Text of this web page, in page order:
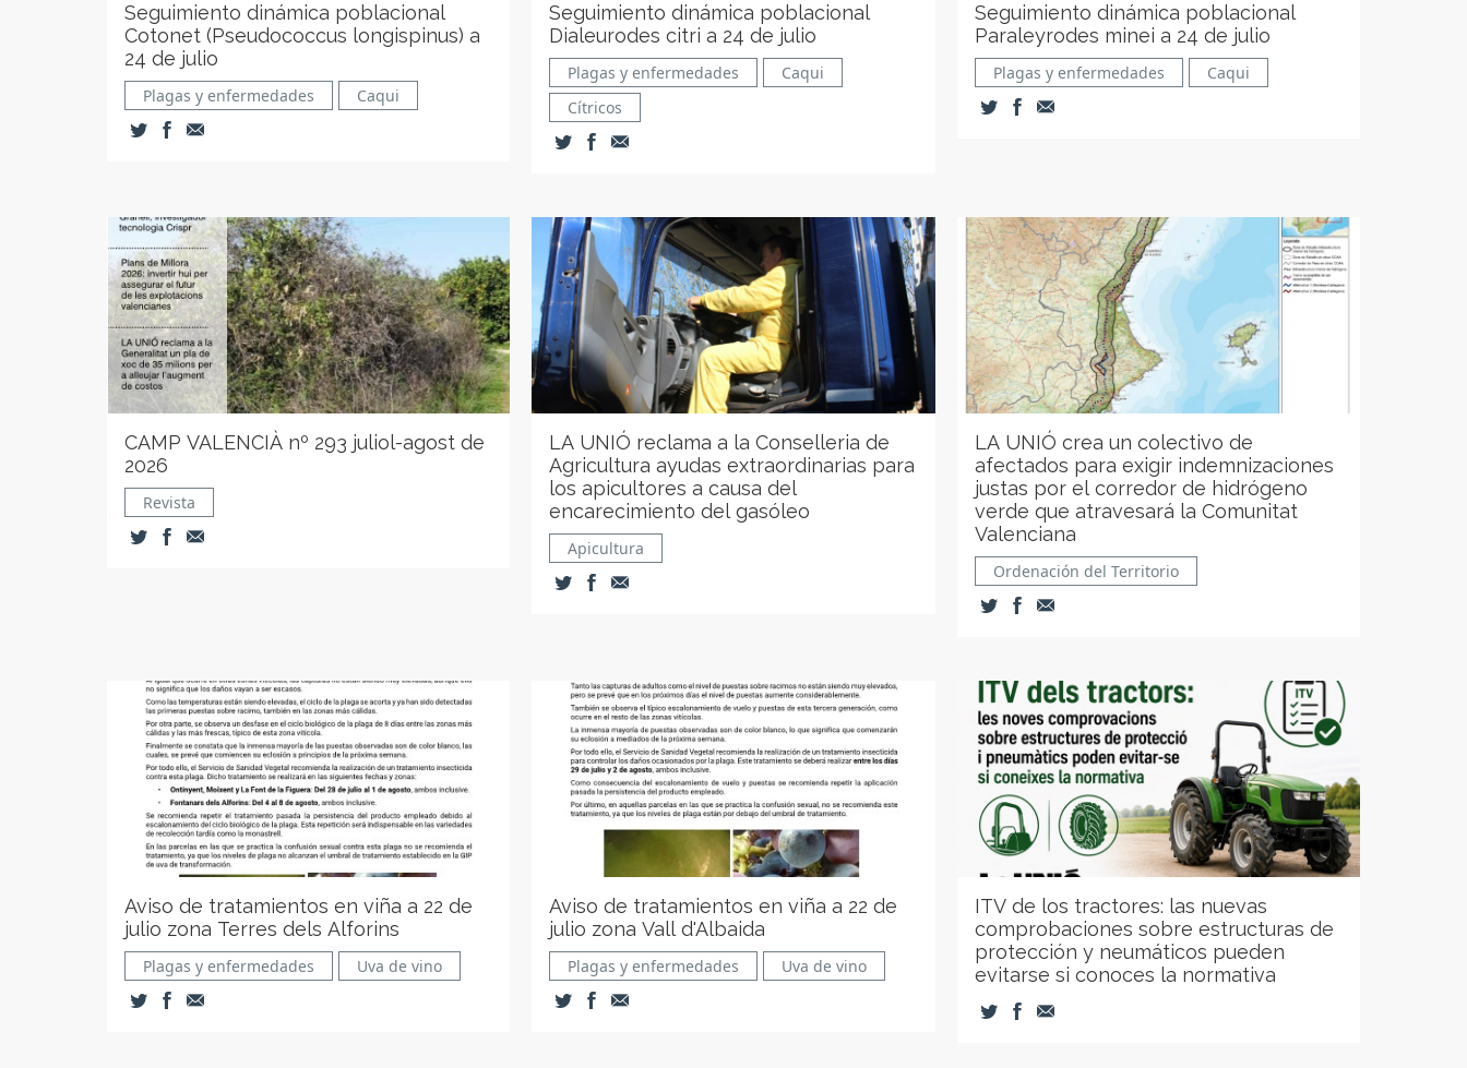
Seguimiento dinámica poblacional
Cotonet (Pseudococcus longispinus) a
24 de julio
Plagas y enfermedades Caqui
Seguimiento dinámica poblacional
Dialeurodes citri a 24 de julio
Plagas y enfermedades
Caqui
Cítricos
Seguimiento dinámica poblacional
Paraleyrodes minei a 24 de julio
Plagas y enfermedades Caqui
CAMP VALENCIÀ nº 293 juliol-agost de
2026
Revista
LA UNIÓ reclama a la Conselleria de
Agricultura ayudas extraordinarias para
los apicultores a causa del
encarecimiento del gasóleo
Apicultura
LA UNIÓ crea un colectivo de
afectados para exigir indemnizaciones
justas por el corredor de hidrógeno
verde que atravesará la Comunitat
Valenciana
Ordenación del Territorio
Aviso de tratamientos en viña a 22 de
julio zona Terres dels Alforins
Plagas y enfermedades Uva de vino
Aviso de tratamientos en viña a 22 de
julio zona Vall d'Albaida
Plagas y enfermedades Uva de vino
ITV de los tractores: las nuevas
comprobaciones sobre estructuras de
protección y neumáticos pueden
evitarse si conoces la normativa